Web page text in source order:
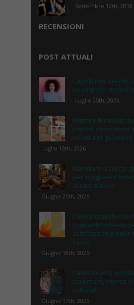
Settembre 12th, 2018
RECENSIONI
POST ATTUALI
Capelli ricci secchi:
routine per
Luglio 25th, 2026
Mattoni forati per
perché sono
solida per gli interni
Luglio 10th, 2026
Mangiare a Lucca:
per scegliere il
centro storico
Giugno 25th, 2026
Parete tagliafuoco:
certificazione della
fuoco
Giugno 18th, 2026
Paolo Avanzi
tra pittura, ricerca e
culturali
Giugno 17th, 2026